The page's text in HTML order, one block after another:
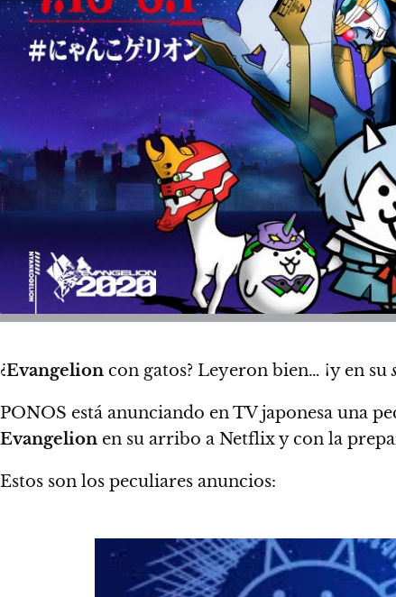
¿Evangelion con gatos? Leyeron bien… ¡y en su
PONOS está anunciando en TV japonesa una
Evangelion en su arribo a Netflix y con la
Estos son los peculiares anuncios: